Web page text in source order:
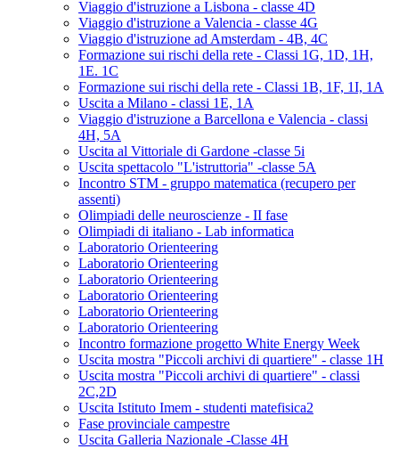
Viaggio d'istruzione a Lisbona - classe 4D
Viaggio d'istruzione a Valencia - classe 4G
Viaggio d'istruzione ad Amsterdam - 4B, 4C
Formazione sui rischi della rete - Classi 1G, 1D, 1H,
1E. 1C
Formazione sui rischi della rete - Classi 1B, 1F, 1I, 1A
Uscita a Milano - classi 1E, 1A
Viaggio d'istruzione a Barcellona e Valencia - classi
4H, 5A
Uscita al Vittoriale di Gardone -classe 5i
Uscita spettacolo "L'istruttoria" -classe 5A
Incontro STM - gruppo matematica (recupero per
assenti)
Olimpiadi delle neuroscienze - II fase
Olimpiadi di italiano - Lab informatica
Laboratorio Orienteering
Laboratorio Orienteering
Laboratorio Orienteering
Laboratorio Orienteering
Laboratorio Orienteering
Laboratorio Orienteering
Incontro formazione progetto White Energy Week
Uscita mostra "Piccoli archivi di quartiere" - classe 1H
Uscita mostra "Piccoli archivi di quartiere" - classi
2C,2D
Uscita Istituto Imem - studenti matefisica2
Fase provinciale campestre
Uscita Galleria Nazionale -Classe 4H